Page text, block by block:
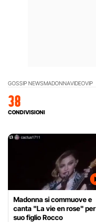
GOSSIP NEWSMADONNAVIDEOVIP
38
CONDIVISIONI
Madonna si commuove e
canta "La vie en rose" per
suo figlio Rocco